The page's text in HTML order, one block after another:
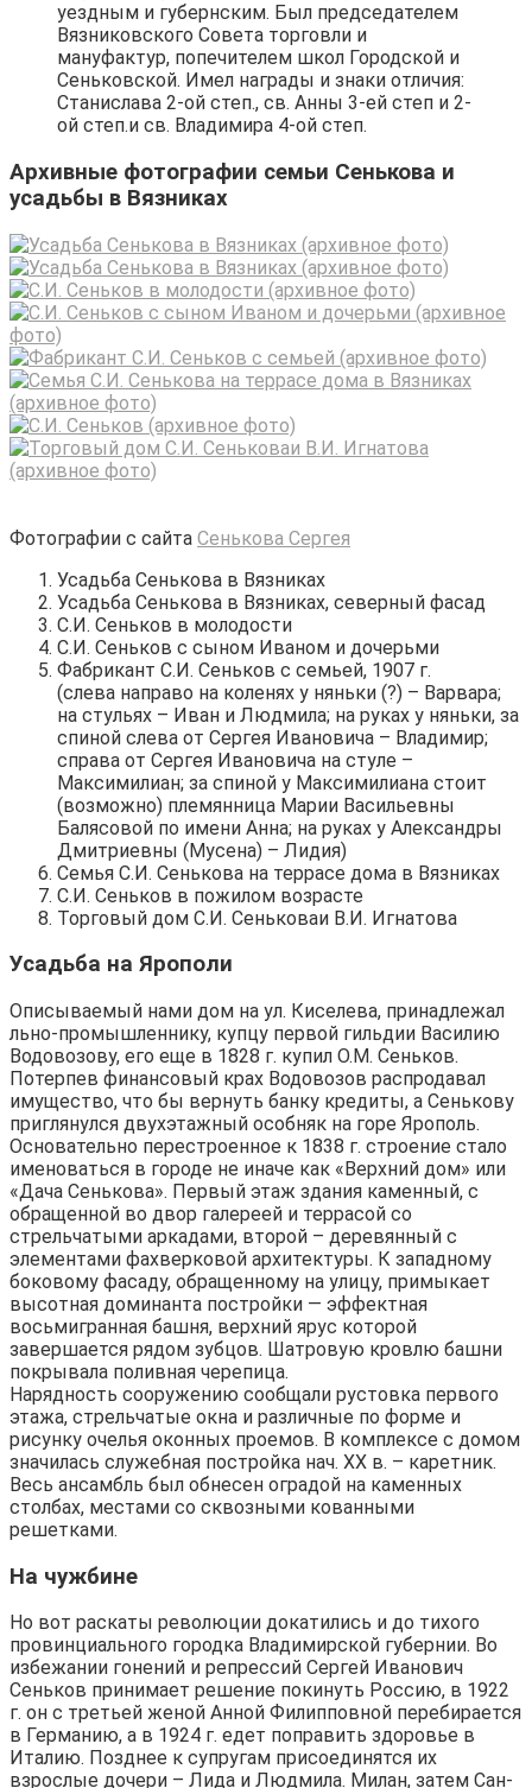
уездным и губернским. Был председателем
Вязниковского Совета торговли и
мануфактур, попечителем школ Городской и
Сеньковской. Имел награды и знаки отличия:
Станислава 2-ой степ., св. Анны 3-ей степ и 2-
ой степ.и св. Владимира 4-ой степ.
Архивные фотографии семьи Сенькова и
усадьбы в Вязниках
Фотографии с сайта Сенькова Сергея
Усадьба Сенькова в Вязниках
Усадьба Сенькова в Вязниках, северный фасад
С.И. Сеньков в молодости
С.И. Сеньков с сыном Иваном и дочерьми
Фабрикант С.И. Сеньков с семьей, 1907 г.
(слева направо на коленях у няньки (?) – Варвара;
на стульях – Иван и Людмила; на руках у няньки, за
спиной слева от Сергея Ивановича – Владимир;
справа от Сергея Ивановича на стуле –
Максимилиан; за спиной у Максимилиана стоит
(возможно) племянница Марии Васильевны
Балясовой по имени Анна; на руках у Александры
Дмитриевны (Мусена) – Лидия)
Семья С.И. Сенькова на террасе дома в Вязниках
С.И. Сеньков в пожилом возрасте
Торговый дом С.И. Сеньковаи В.И. Игнатова
Усадьба на Ярополи
Описываемый нами дом на ул. Киселева, принадлежал
льно-промышленнику, купцу первой гильдии Василию
Водовозову, его еще в 1828 г. купил О.М. Сеньков.
Потерпев финансовый крах Водовозов распродавал
имущество, что бы вернуть банку кредиты, а Сенькову
приглянулся двухэтажный особняк на горе Ярополь.
Основательно перестроенное к 1838 г. строение стало
именоваться в городе не иначе как «Верхний дом» или
«Дача Сенькова». Первый этаж здания каменный, с
обращенной во двор галереей и террасой со
стрельчатыми аркадами, второй – деревянный с
элементами фахверковой архитектуры. К западному
боковому фасаду, обращенному на улицу, примыкает
высотная доминанта постройки — эффектная
восьмигранная башня, верхний ярус которой
завершается рядом зубцов. Шатровую кровлю башни
покрывала поливная черепица.
Нарядность сооружению сообщали рустовка первого
этажа, стрельчатые окна и различные по форме и
рисунку очелья оконных проемов. В комплексе с домом
значилась служебная постройка нач. XX в. – каретник.
Весь ансамбль был обнесен оградой на каменных
столбах, местами со сквозными кованными
решетками.
На чужбине
Но вот раскаты революции докатились и до тихого
провинциального городка Владимирской губернии. Во
избежании гонений и репрессий Сергей Иванович
Сеньков принимает решение покинуть Россию, в 1922
г. он с третьей женой Анной Филипповной перебирается
в Германию, а в 1924 г. едет поправить здоровье в
Италию. Позднее к супругам присоединятся их
взрослые дочери – Лида и Людмила. Милан, затем Сан-